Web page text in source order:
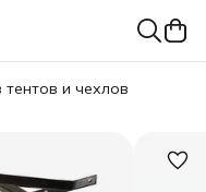
и чехлов